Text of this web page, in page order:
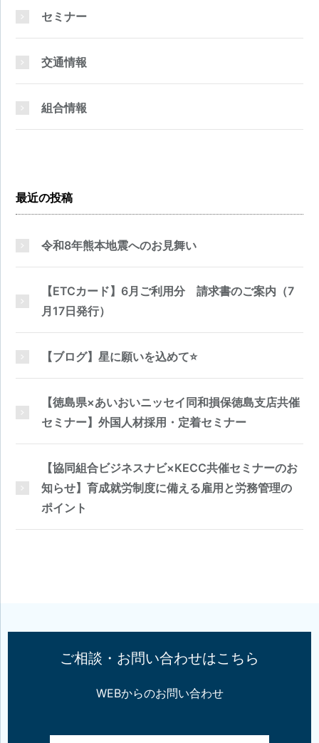
セミナー
交通情報
組合情報
最近の投稿
令和8年熊本地震へのお見舞い
【ETCカード】6月ご利用分 請求書のご案内（7
月17日発行）
【ブログ】星に願いを込めて⭐
【徳島県×あいおいニッセイ同和損保徳島支店共催
セミナー】外国人材採用・定着セミナー
【協同組合ビジネスナビ×KECC共催セミナーのお
知らせ】育成就労制度に備える雇用と労務管理の
ポイント
ご相談・お問い合わせはこちら
WEBからのお問い合わせ